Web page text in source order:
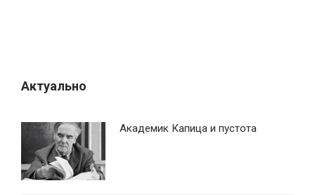
Актуально
Академик Капица и пустота